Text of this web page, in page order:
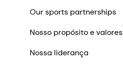
Our sports partnerships
Nosso propósito e valores
Nossa liderança